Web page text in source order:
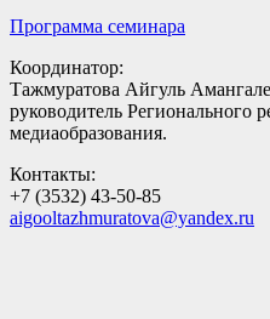
Программа семинара
Координатор:
Тажмуратова Айгуль
руководитель Регионального
медиаобразования.
Контакты:
+7 (3532) 43-50-85
aigooltazhmuratova@yandex.ru